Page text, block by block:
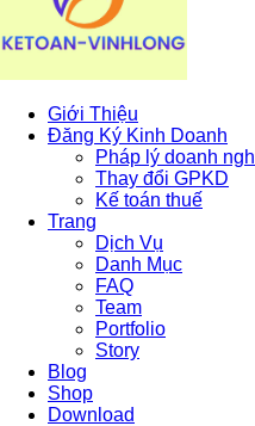
Giới Thiệu
Đăng Ký Kinh Doanh
Pháp lý doanh
Thay đổi GPKD
Kế toán thuế
Trang
Dịch Vụ
Danh Mục
FAQ
Team
Portfolio
Story
Blog
Shop
Download